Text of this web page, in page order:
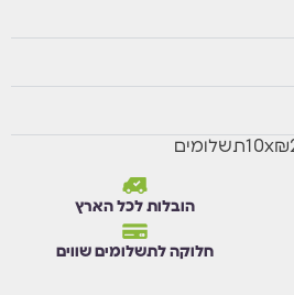
x
10תשלומים
הובלות לכל הארץ
חלוקה לתשלומים שווים